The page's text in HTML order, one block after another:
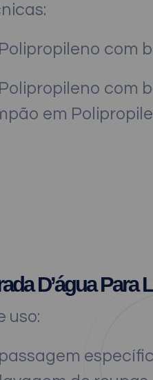
com
com
em
D’água Para
uso: